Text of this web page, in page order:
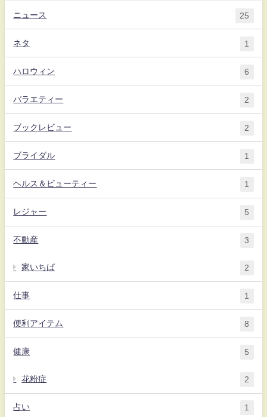
ニュース 25
ネタ 1
ハロウィン 6
バラエティー 2
ブックレビュー 2
ブライダル 1
ヘルス＆ビューティー 1
レジャー 5
不動産 3
家いちば 2
仕事 1
便利アイテム 8
健康 5
花粉症 2
占い 1